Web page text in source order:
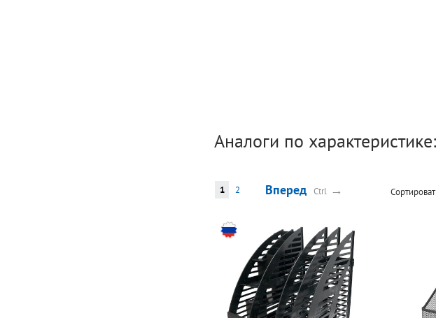
Аналоги по
Вперед Ctrl →
1 2